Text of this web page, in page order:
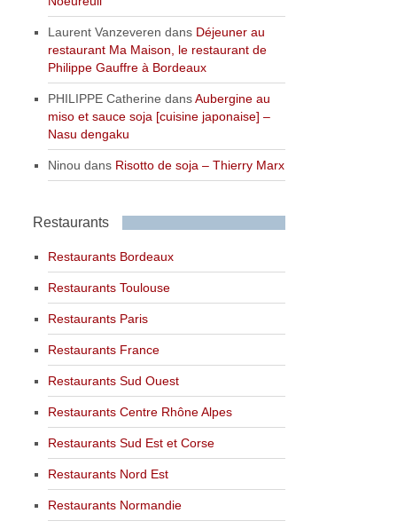
Laurent Vanzeveren dans Déjeuner au
restaurant Ma Maison, le restaurant de
Philippe Gauffre à Bordeaux
PHILIPPE Catherine dansAubergine au
miso et sauce soja [cuisine japonaise] –
Nasu dengaku
Ninou dans Risotto de soja – Thierry Marx
Restaurants
Restaurants Bordeaux
Restaurants Toulouse
Restaurants Paris
Restaurants France
Restaurants Sud Ouest
Restaurants Centre Rhône Alpes
Restaurants Sud Est et Corse
Restaurants Nord Est
Restaurants Normandie